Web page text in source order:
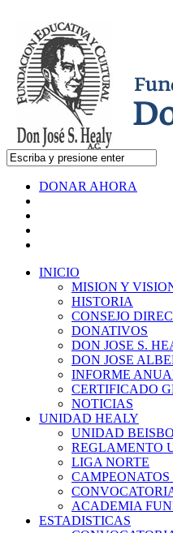
DONAR AHORA
INICIO
MISION Y
HISTORIA
CONSEJO
DONATIVOS
DON JOSE S.
DON JOSE
INFORME
CERTIFICADO
NOTICIAS
UNIDAD HEALY
UNIDAD
REGLAMENTO
LIGA NORTE
ACADEMIA
ESTADISTICAS